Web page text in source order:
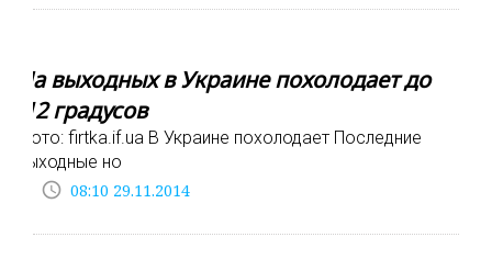
На выходных в Украине похолодает до
-12 градусов
Фото: firtka.if.ua В Украине похолодает Последние
выходные но
access_time 08:10 29.11.2014